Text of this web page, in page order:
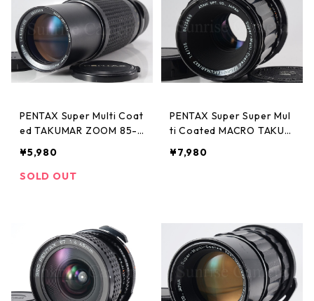
PENTAX Super Multi Coat
ed TAKUMAR ZOOM 85-2
(61360)
¥5,980
SOLD OUT
PENTAX Super Super Mul
ti Coated MACRO TAKUM
ックス (61364)
¥7,980